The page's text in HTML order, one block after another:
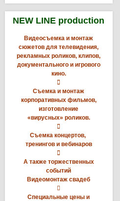
NEW LINE production
Видеосъемка и монтаж
сюжетов для телевидения,
рекламных роликов, клипов,
документального и игрового
кино.

Съемка и монтаж
корпоративных фильмов,
изготовление
«вирусных» роликов.

Съемка концертов,
тренингов и вебинаров

А также торжественных
событий
Видеомонтаж свадеб

Специальные цены и